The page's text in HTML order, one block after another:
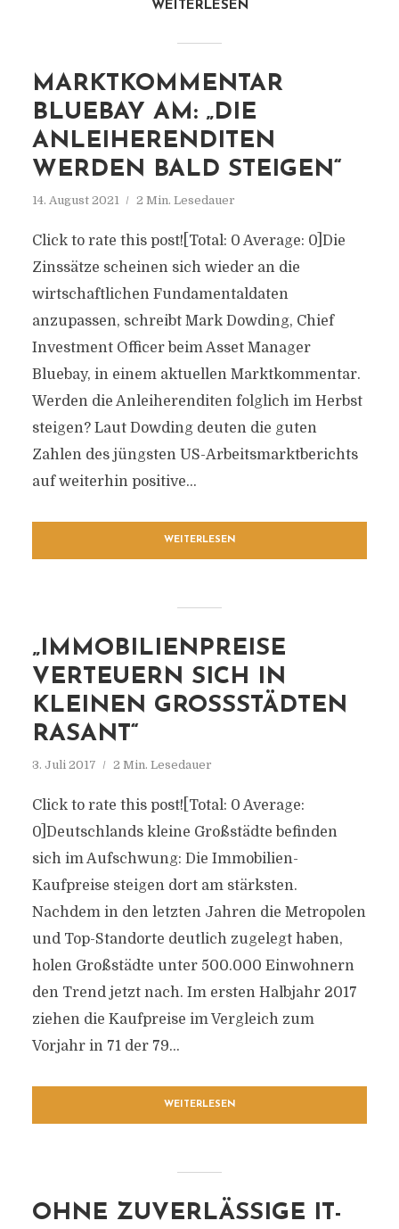
WEITERLESEN
MARKTKOMMENTAR
BLUEBAY AM: „DIE
ANLEIHERENDITEN
WERDEN BALD STEIGEN“
14. August 2021 2 Min. Lesedauer
Click to rate this post![Total: 0 Average: 0]Die
Zinssätze scheinen sich wieder an die
wirtschaftlichen Fundamentaldaten
anzupassen, schreibt Mark Dowding, Chief
Investment Officer beim Asset Manager
Bluebay, in einem aktuellen Marktkommentar.
Werden die Anleiherenditen folglich im Herbst
steigen? Laut Dowding deuten die guten
Zahlen des jüngsten US-Arbeitsmarktberichts
auf weiterhin positive...
WEITERLESEN
„IMMOBILIENPREISE
VERTEUERN SICH IN
KLEINEN GROSSSTÄDTEN R
ASANT“
3. Juli 2017 2 Min. Lesedauer
Click to rate this post![Total: 0 Average:
0]Deutschlands kleine Großstädte befinden
sich im Aufschwung: Die Immobilien-
Kaufpreise steigen dort am stärksten.
Nachdem in den letzten Jahren die Metropolen
und Top-Standorte deutlich zugelegt haben,
holen Großstädte unter 500.000 Einwohnern
den Trend jetzt nach. Im ersten Halbjahr 2017
ziehen die Kaufpreise im Vergleich zum
Vorjahr in 71 der 79...
WEITERLESEN
OHNE ZUVERLÄSSIGE IT-